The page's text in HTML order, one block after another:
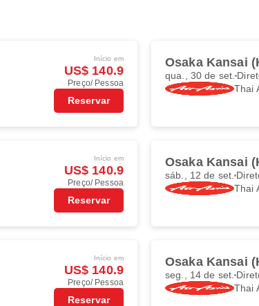
Início em
US$ 140.9
Preço/ Pessoa
Reservar
Osaka Kansai
qua., 30 de set.
Thai
Início em
US$ 140.9
Preço/ Pessoa
Reservar
Osaka Kansai
sáb., 12 de set.
Thai
Início em
US$ 140.9
Preço/ Pessoa
Reservar
Osaka Kansai
seg., 14 de set.
Thai